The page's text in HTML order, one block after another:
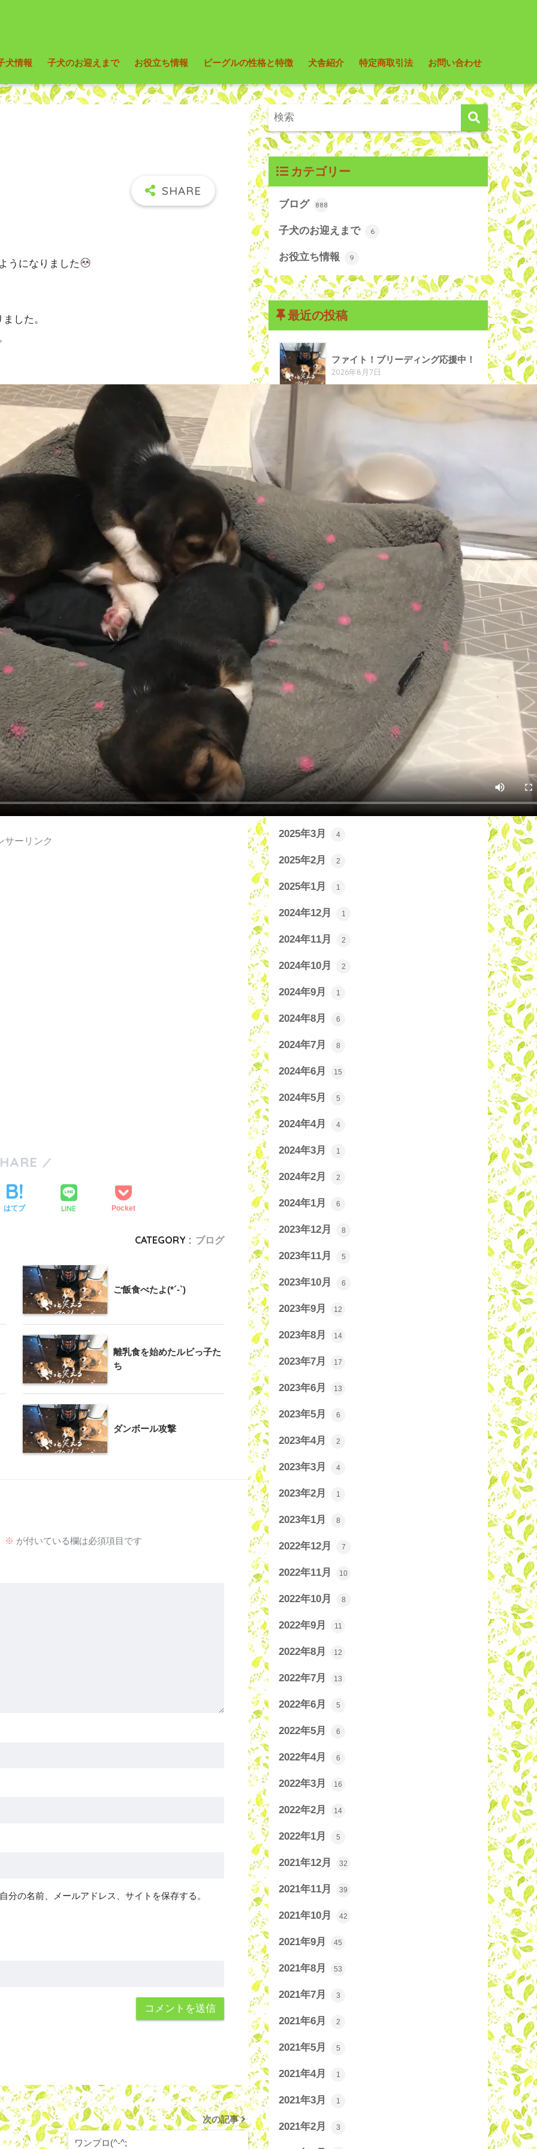
犬情報 子犬のお迎えまで お役立ち情報 ビーグルの性格と特徴 犬舎紹介 特定商取引法 お問い合わせ
うになりました
した。
サーリンク
はてブ LINE Pocket
CATEGORY : ブログ
ご飯食べたよ(*´-`)
離乳食を始めたルビっ子た
ち
ダンボール攻撃
※ が付いている欄は必須項目です
の名前、メールアドレス、サイトを保存する。
次の記事
ワンプロ(^-^;
カテゴリー
ブログ 888
子犬のお迎えまで 6
お役立ち情報 9
最近の投稿
ファイト！ブリーディング応援中！
2026年8月7日
次のブリーディングは？
ビーグルハウスのイケメン、リ
キ！！
2026年7月15日
アーカイブ
2026年8月
2026年7月 2
2026年6月 2
2026年1月
2025年11月
2025年7月
2025年6月 8
2025年5月 22
2025年4月
2025年3月 4
2025年2月 2
2025年1月 1
2024年12月 1
2024年11月 2
2024年10月 2
2024年9月 1
2024年8月 6
2024年7月 8
2024年6月 15
2024年5月 5
2024年4月 4
2024年3月 1
2024年2月 2
2024年1月 6
2023年12月 8
2023年11月 5
2023年10月 6
2023年9月 12
2023年8月 14
2023年7月 17
2023年6月 13
2023年5月 6
2023年4月 2
2023年3月 4
2023年2月 1
2023年1月 8
2022年12月 7
2022年11月 10
2022年10月 8
2022年9月 11
2022年8月 12
2022年7月 13
2022年6月 5
2022年5月 6
2022年4月 6
2022年3月 16
2022年2月 14
2022年1月 5
2021年12月 32
2021年11月 39
2021年10月 42
2021年9月 45
2021年8月 53
2021年7月 3
2021年6月 2
2021年5月 5
2021年4月 1
2021年3月 1
2021年2月 3